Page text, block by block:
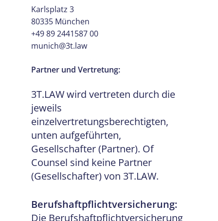
Karlsplatz 3
80335 München
+49 89 2441587 00
munich@3t.law
Partner und Vertretung:
3T.LAW wird vertreten durch die
jeweils
einzelvertretungsberechtigten,
unten aufgeführten,
Gesellschafter (Partner). Of
Counsel sind keine Partner
(Gesellschafter) von 3T.LAW.
Berufshaftpflichtversicherung:
Die Berufshaftpflichtversicherung